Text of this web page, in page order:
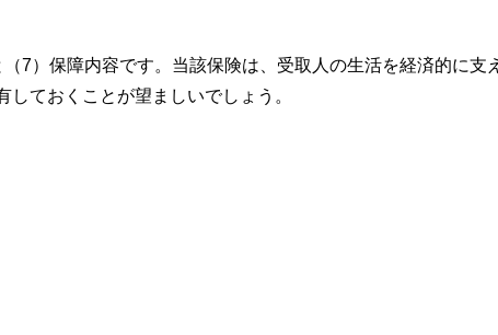
7）保障内容です。当該保険は、受取人の生活を経済的に支
ておくことが望ましいでしょう。